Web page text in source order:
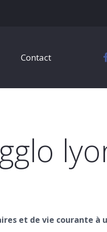
Contact
et de vie courante à